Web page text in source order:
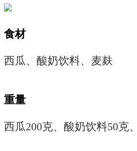
食材
西瓜、酸奶饮料、麦麸
重量
西瓜200克、酸奶饮料50克